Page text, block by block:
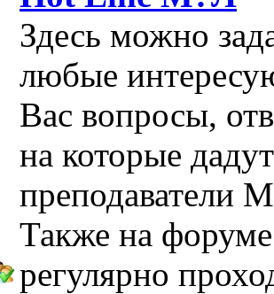
Здесь можно
любые
Вас вопросы,
на которые дадут
преподаватели
Также на форуме
регулярно